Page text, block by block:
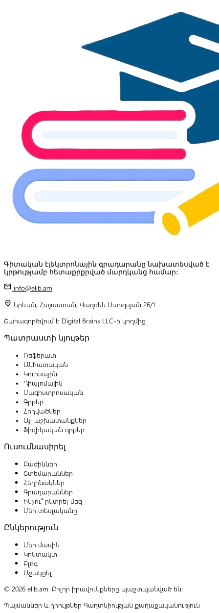
Գիտական էլեկտրոնային գրադարանը նախատեսված է
կրթությամբ հետաքրքրված մարդկանց համար:
mail info@elib.am
location_on Երևան, Հայաստան, Վազգեն Սարգսյան 26/1
Շահագործվում է Digital Brains LLC-ի կողմից
Պատրաստի նյութեր
Ռեֆերատ
Անհատական
Կուրսային
Դիպլոմային
Մագիստրոսական
Գրքեր
Հոդվածներ
Այլ աշխատանքներ
Ֆիզիկական գրքեր
Ուսումնասիրել
Բաժիններ
Շտեմարաններ
Հեղինակներ
Գրադարաններ
Ինչու՞ ընտրել մեզ
Մեր տեսլականը
Ընկերություն
Մեր մասին
Կոնտակտ
Բլոգ
Աջակցել
© 2026 elib.am. Բոլոր իրավունքները պաշտպանված են:
Պայմաններ և դրույթներ Գաղտնիության քաղաքականություն